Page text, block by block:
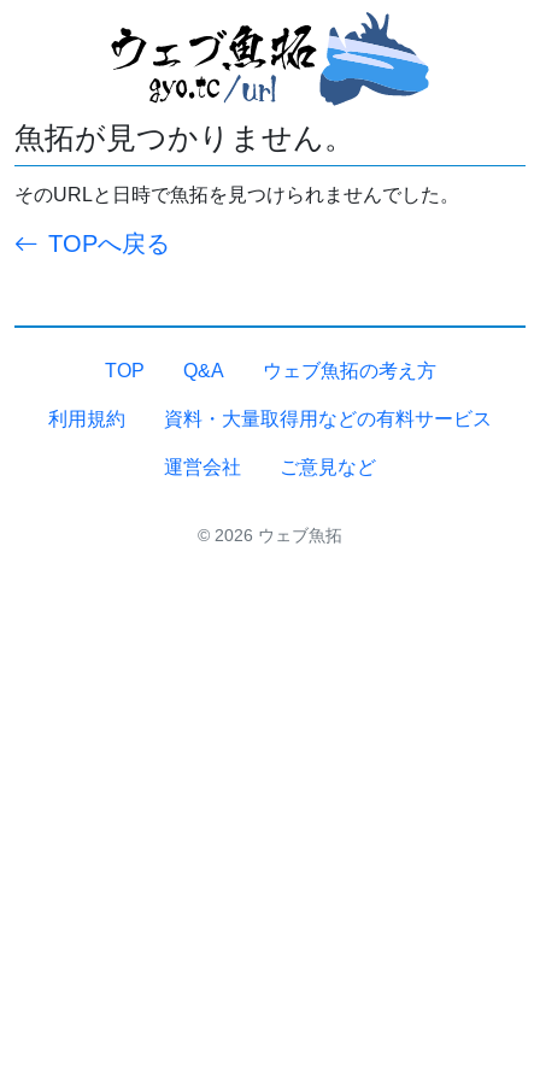
魚拓が見つかりません。
そのURLと日時で魚拓を見つけられませんでした。
TOPへ戻る
TOP Q&A ウェブ魚拓の考え方
利用規約 資料・大量取得用などの有料サービス
運営会社 ご意見など
© 2026 ウェブ魚拓